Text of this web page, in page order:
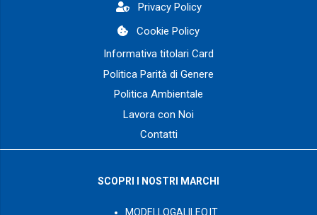
Privacy Policy
Cookie Policy
Informativa titolari Card
Politica Parità di Genere
Politica Ambientale
Lavora con Noi
Contatti
SCOPRI I NOSTRI MARCHI
MODELLOGALILEO.IT